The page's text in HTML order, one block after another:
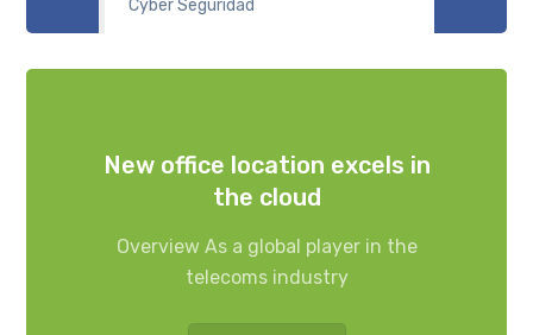
Cyber Seguridad
New office location excels in
the cloud
Overview As a global player in the
telecoms industry